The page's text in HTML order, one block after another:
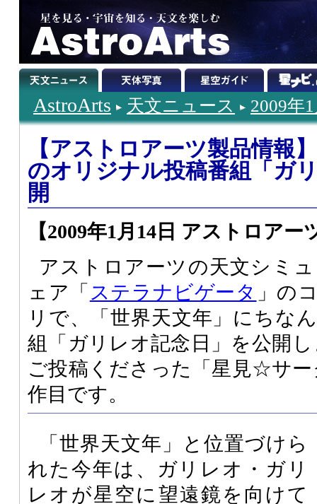
AstroArts 天文ニュース 2009年
【アストロアーツ製品情報
のオリジナル投稿番組「ガ
開
【2009年1月14日 アストロアー
アストロアーツの天文シミ
ェア「 ステラナビゲータ 」の
リで、「世界天文年」にちな
組「ガリレオ記念日」を公開
ご投稿くださった「星見☆サ
作目です。
「世界天文年」と位置づけら
れた今年は、ガリレオ・ガリ
レオが星空に望遠鏡を向けて